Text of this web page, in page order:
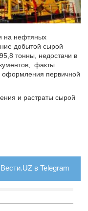
на нефтяных
добытой сырой
тонны, недостачи в
факты
оформления первичной
и растраты сырой
в Telegram